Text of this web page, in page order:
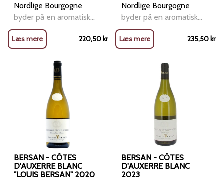
Nordlige Bourgogne
byder på en aromatisk
næse med noter af
modne gule frugter og
hvide blomster. På ganen
opleves en fyldig struktur
med frisk mineralitet og
en let saltet finish. Vinen
lagres i 12 måneder på
franske egetræsfade
Læs mere 220,50kr
Nordlige Bourgogne
byder på en aromatisk
næse med noter af
modne gule frugter og
hvide blomster. På ganen
opleves en fyldig struktur
med frisk mineralitet og
en let saltet finish. Vinen
lagres i 12 måneder på
franske egetræsfade
Læs mere 235,50kr
BERSAN - CÔTES
D'AUXERRE BLANC
"LOUIS BERSAN" 2020
BERSAN - CÔTES
D'AUXERRE BLANC
2023